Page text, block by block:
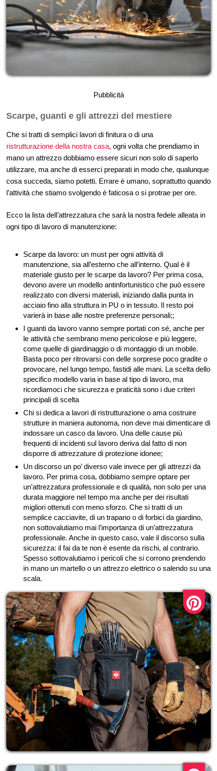
Pubblicità
Scarpe, guanti e gli attrezzi del mestiere
Che si tratti di semplici lavori di finitura o di una
ristrutturazione della nostra casa, ogni volta che prendiamo in
mano un attrezzo dobbiamo essere sicuri non solo di saperlo
utilizzare, ma anche di esserci preparati in modo che, qualunque
cosa succeda, siamo potetti. Errare è umano, soprattutto quando
l’attività che stiamo svolgendo è faticosa o si protrae per ore.
Ecco la lista dell’attrezzatura che sarà la nostra fedele alleata in
ogni tipo di lavoro di manutenzione:
Scarpe da lavoro: un must per ogni attività di
manutenzione, sia all’esterno che all’interno. Qual è il
materiale giusto per le scarpe da lavoro? Per prima cosa,
devono avere un modello antinfortunistico che può essere
realizzato con diversi materiali, iniziando dalla punta in
acciaio fino alla struttura in PU o in tessuto. Il resto poi
varierà in base alle nostre preferenze personali;;
I guanti da lavoro vanno sempre portati con sé, anche per
le attività che sembrano meno pericolose e più leggere,
come quelle di giardinaggio o di montaggio di un mobile.
Basta poco per ritrovarsi con delle sorprese poco gradite o
provocare, nel lungo tempo, fastidi alle mani. La scelta dello
specifico modello varia in base al tipo di lavoro, ma
ricordiamoci che sicurezza e praticità sono i due criteri
principali di scelta
Chi si dedica a lavori di ristrutturazione o ama costruire
strutture in maniera autonoma, non deve mai dimenticare di
indossare un casco da lavoro. Una delle cause più
frequenti di incidenti sul lavoro deriva dal fatto di non
disporre di attrezzature di protezione idonee;
Un discorso un po’ diverso vale invece per gli attrezzi da
lavoro. Per prima cosa, dobbiamo sempre optare per
un’attrezzatura professionale e di qualità, non solo per una
durata maggiore nel tempo ma anche per dei risultati
migliori ottenuti con meno sforzo. Che si tratti di un
semplice cacciavite, di un trapano o di forbici da giardino,
non sottovalutiamo mai l’importanza di un’attrezzatura
professionale. Anche in questo caso, vale il discorso sulla
sicurezza: il fai da te non è esente da rischi, al contrario.
Spesso sottovalutiamo i pericoli che si corrono prendendo
in mano un martello o un attrezzo elettrico o salendo su una
scala.